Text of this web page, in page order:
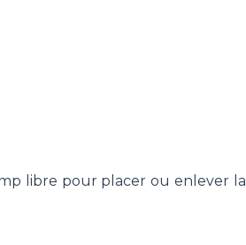
libre pour placer ou enlever la